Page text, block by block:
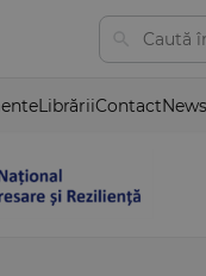
LibrăriiContact